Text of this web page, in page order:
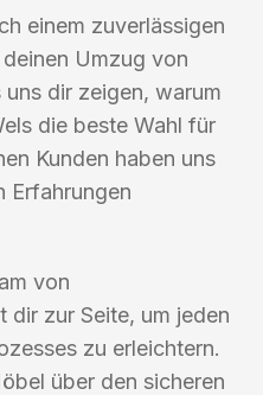
einem zuverlässigen
Umzug von
dir zeigen, warum
die beste Wahl für
Kunden haben uns
Erfahrungen
von
dir zur Seite, um jeden
zu erleichtern.
über den sicheren